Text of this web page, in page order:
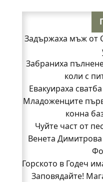
Задържаха мъж от
Забраниха
коли с
Евакуираха
Младоженците
конна
Чуйте част от
Венета
Горското в Годеч
Заповядайте!